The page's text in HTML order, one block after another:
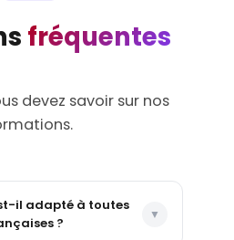
fréquentes
devez savoir sur nos
il adapté à toutes
?